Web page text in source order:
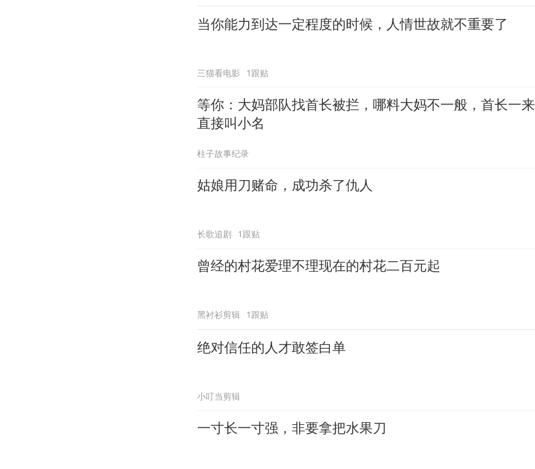
当你能力到达一定程度的时候，人情世故就不重要了
三猫看电影 1跟贴
等你：大妈部队找首长被拦，哪料大妈不一般，首长一来
直接叫小名
柱子故事纪录
姑娘用刀赌命，成功杀了仇人
长歌追剧 1跟贴
曾经的村花爱理不理现在的村花二百元起
黑衬衫剪辑 1跟贴
绝对信任的人才敢签白单
小叮当剪辑
一寸长一寸强，非要拿把水果刀